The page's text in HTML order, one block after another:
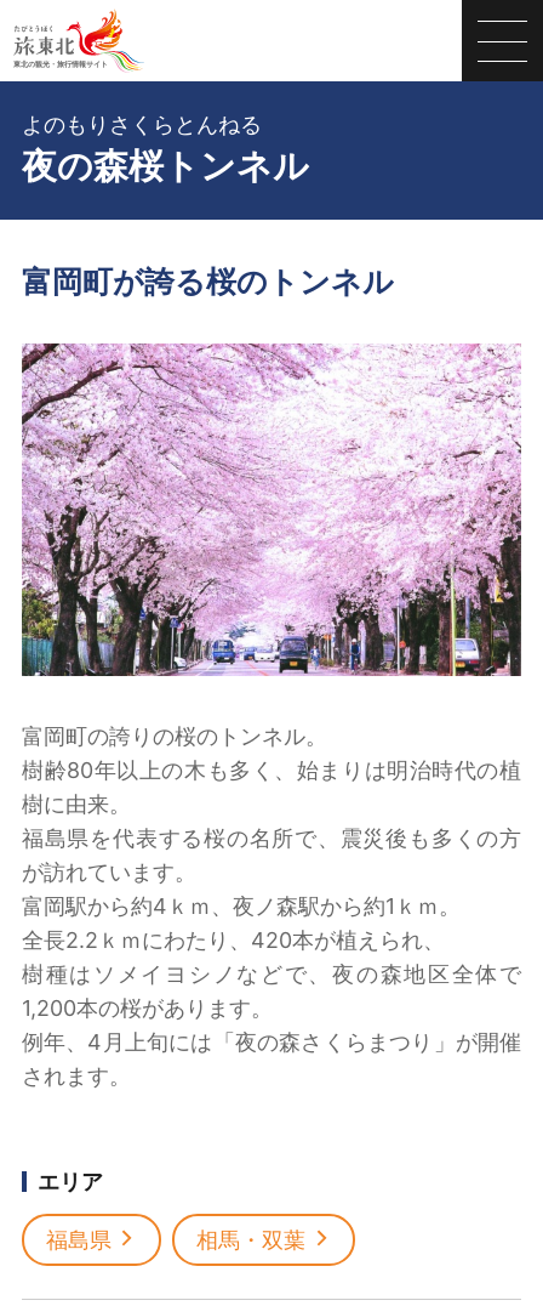
夜の森桜トンネル
よのもりさくらとんねる
富岡町が誇る桜のトンネル
富岡町の誇りの桜のトンネル。
樹齢80年以上の木も多く、始まりは明治時代の植
樹に由来。
福島県を代表する桜の名所で、震災後も多くの方
が訪れています。
富岡駅から約4ｋｍ、夜ノ森駅から約1ｋｍ。
全長2.2ｋｍにわたり、420本が植えられ、
樹種はソメイヨシノなどで、夜の森地区全体で
1,200本の桜があります。
例年、4月上旬には「夜の森さくらまつり」が開催
されます。
エリア
福島県 相馬・双葉